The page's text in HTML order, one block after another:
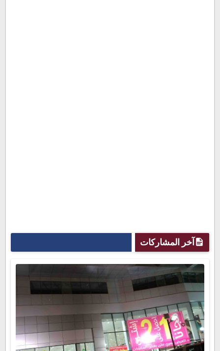
آخر المشاركات